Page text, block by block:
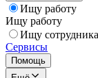
Ищу работу
Ищу работу
Ищу сотрудника
Сервисы
Помощь